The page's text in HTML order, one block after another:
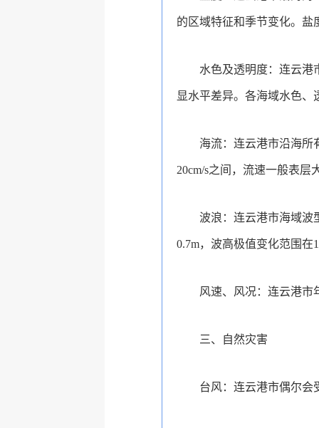
的区域特征和季节变化。盐
水色及透明度：连云港
显水平差异。各海域水色
海流：连云港市沿海
20cm/s之间，流速一般表层
波浪：连云港市海域波
0.7m，波高极值变化范围在
风速、风况：连云港市
三、自然灾害
台风：连云港市偶尔会